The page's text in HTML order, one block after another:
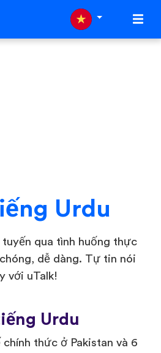
Urdu
qua tình huống thực
dễ dàng. Tự tin nói
với uTalk!
Urdu
thức ở Pakistan và 6